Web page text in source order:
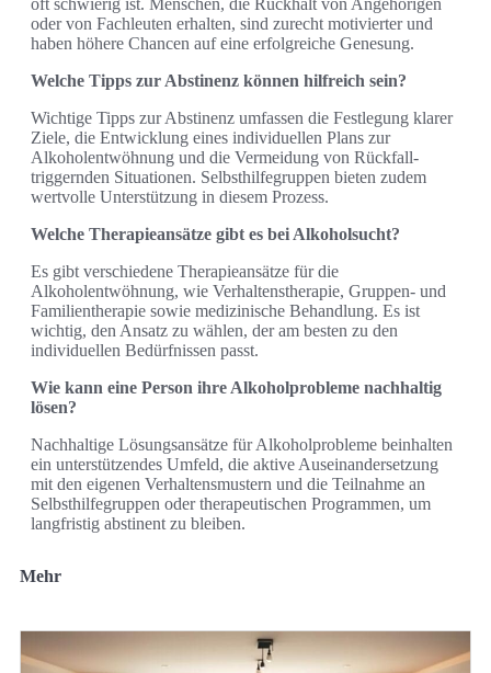
oder von Fachleuten erhalten, sind zurecht motivierter und
haben höhere Chancen auf eine erfolgreiche Genesung.
Welche Tipps zur Abstinenz können hilfreich sein?
Wichtige Tipps zur Abstinenz umfassen die Festlegung klarer
Ziele, die Entwicklung eines individuellen Plans zur
Alkoholentwöhnung und die Vermeidung von Rückfall-
triggernden Situationen. Selbsthilfegruppen bieten zudem
wertvolle Unterstützung in diesem Prozess.
Welche Therapieansätze gibt es bei Alkoholsucht?
Es gibt verschiedene Therapieansätze für die
Alkoholentwöhnung, wie Verhaltenstherapie, Gruppen- und
Familientherapie sowie medizinische Behandlung. Es ist
wichtig, den Ansatz zu wählen, der am besten zu den
individuellen Bedürfnissen passt.
Wie kann eine Person ihre Alkoholprobleme nachhaltig
lösen?
Nachhaltige Lösungsansätze für Alkoholprobleme beinhalten
ein unterstützendes Umfeld, die aktive Auseinandersetzung
mit den eigenen Verhaltensmustern und die Teilnahme an
Selbsthilfegruppen oder therapeutischen Programmen, um
langfristig abstinent zu bleiben.
Mehr